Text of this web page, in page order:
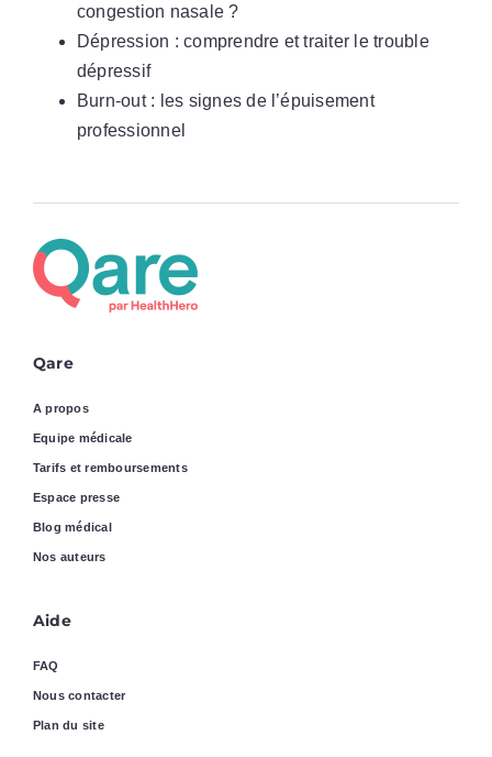
congestion nasale ?
Dépression : comprendre et traiter le trouble
dépressif
Burn-out : les signes de l’épuisement
professionnel
Qare
A propos
Equipe médicale
Tarifs et remboursements
Espace presse
Blog médical
Nos auteurs
Aide
FAQ
Nous contacter
Plan du site